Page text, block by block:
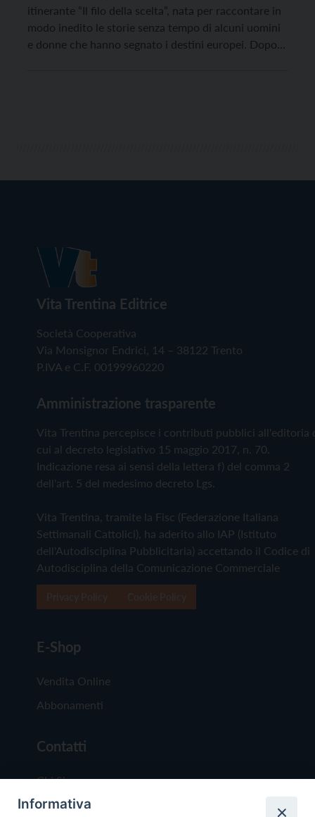
itinerante “Il filo della scelta”, nata per raccontare in
modo inedito le storie senza tempo di alcuni uomini
e donne che hanno segnato i destini europei. Dopo
Vita Trentina Editrice
Società Cooperativa
Via Monsignor Endrici, 14 – 38122 Trento
P.IVA e C.F. 00199960220
Amministrazione trasparente
Vita Trentina percepisce i contributi pubblici all'editoria
cui al decreto legislativo 15 maggio 2017, n. 70.
Indicazione resa ai sensi della lettera f) del comma 2
dell'art. 5 del medesimo decreto Lgs.
Vita Trentina, tramite la Fisc (Federazione Italiana
Settimanali Cattolici), ha aderito allo IAP (Istituto
dell'Autodisciplina Pubblicitaria) accettando il Codice di
Autodisciplina della Comunicazione Commerciale
E-Shop
Vendita Online
Abbonamenti
Contatti
Chi Siamo
Redazione
Informativa